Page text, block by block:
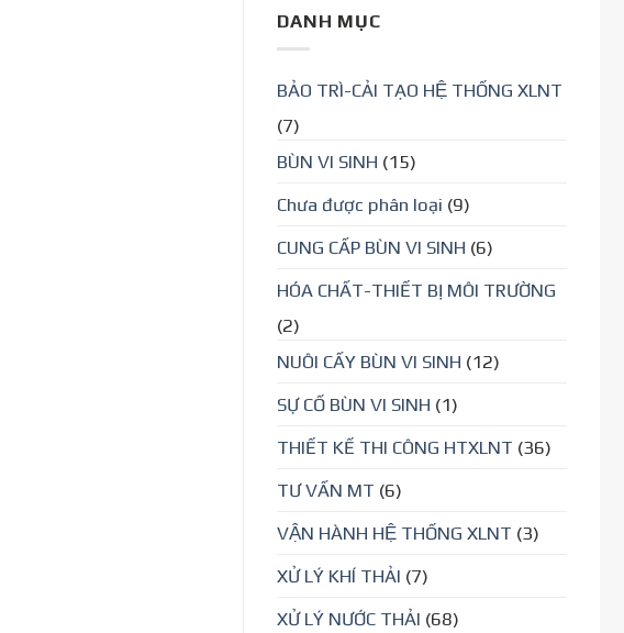
DANH MỤC
BẢO TRÌ-CẢI TẠO HỆ THỐNG XLNT
(7)
BÙN VI SINH (15)
Chưa được phân loại (9)
CUNG CẤP BÙN VI SINH (6)
HÓA CHẤT-THIẾT BỊ MÔI TRƯỜNG
(2)
NUÔI CẤY BÙN VI SINH (12)
SỰ CỐ BÙN VI SINH (1)
THIẾT KẾ THI CÔNG HTXLNT (36)
TƯ VẤN MT (6)
VẬN HÀNH HỆ THỐNG XLNT (3)
XỬ LÝ KHÍ THẢI (7)
XỬ LÝ NƯỚC THẢI (68)